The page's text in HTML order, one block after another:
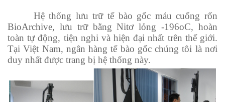
Hệ thống lưu trữ tế bào gốc máu cuống rốn
BioArchive, lưu trữ bằng Nitơ lỏng -196oC, hoàn
toàn tự động, tiện nghi và hiện đại nhất trên thế giới.
Tại Việt Nam, ngân hàng tế bào gốc chúng tôi là nơi
duy nhất được trang bị hệ thống này.